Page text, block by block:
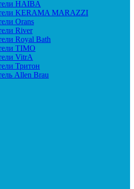
HAIBA
KERAMA MARAZZI
Orans
River
Royal Bath
TIMO
VitrA
Тритон
Allen Brau